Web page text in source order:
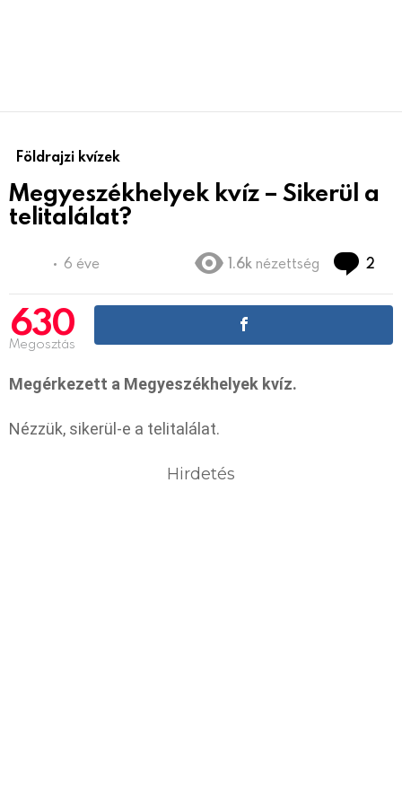
Földrajzi kvízek
Megyeszékhelyek kvíz – Sikerül a
telitalálat?
6 éve 1.6k nézettség 2
630
Megosztás
Megérkezett a Megyeszékhelyek kvíz.
Nézzük, sikerül-e a telitalálat.
Hirdetés